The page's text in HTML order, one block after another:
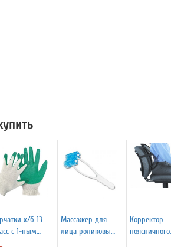
х/б 13
с 1-ным
Массажер для
лица роликовый
Корректор
поясничного